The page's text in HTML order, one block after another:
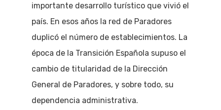
importante desarrollo turístico que vivió el
país. En esos años la red de Paradores
duplicó el número de establecimientos. La
época de la Transición Española supuso el
cambio de titularidad de la Dirección
General de Paradores, y sobre todo, su
dependencia administrativa.